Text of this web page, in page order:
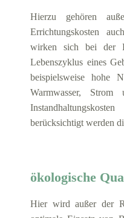
Hierzu gehören
Errichtungskosten
wirken sich bei der
Lebenszyklus eines
beispielsweise hohe
Warmwasser,
berücksichtigt werden
ökologische
Hier wird außer der